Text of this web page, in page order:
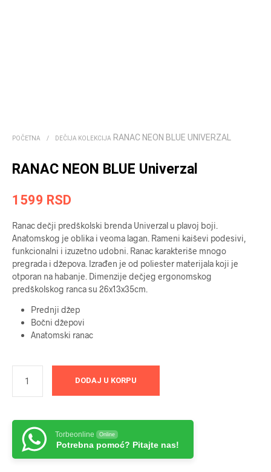
POČETNA / DEČIJA KOLEKCIJA RANAC NEON BLUE UNIVERZAL
RANAC NEON BLUE Univerzal
1599 RSD
Ranac dečji predškolski brenda Univerzal u plavoj boji.
Anatomskog je oblika i veoma lagan. Rameni kaiševi podesivi,
funkcionalni i izuzetno udobni. Ranac karakteriše mnogo
pregrada i džepova. Izrađen je od poliester materijala koji je
otporan na habanje. Dimenzije dečjeg ergonomskog
predškolskog ranca su 26x13x35cm.
Prednji džep
Bočni džepovi
Anatomski ranac
DODAJ U KORPU
Torbeonline Online
Potrebna pomoć? Pitajte nas!